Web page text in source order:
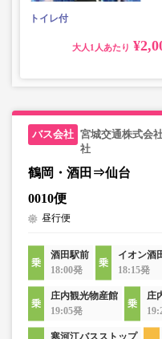
トイレ付
大人
宮城交通株式会
社
鶴岡・酒田⇒仙台
0010便
昼行便
酒田駅前
18:00発
イオン酒
18:15発
庄内観光物産館
19:05発
庄
寒河江バスストップ